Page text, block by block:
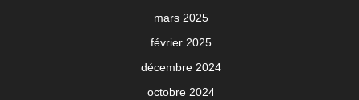
mars 2025
février 2025
décembre 2024
octobre 2024